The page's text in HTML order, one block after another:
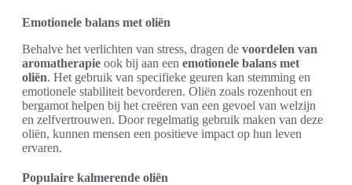
Emotionele balans met oliën
Behalve het verlichten van stress, dragen de voordelen van
aromatherapie ook bij aan een emotionele balans met
oliën. Het gebruik van specifieke geuren kan stemming en
emotionele stabiliteit bevorderen. Oliën zoals rozenhout en
bergamot helpen bij het creëren van een gevoel van welzijn
en zelfvertrouwen. Door regelmatig gebruik maken van deze
oliën, kunnen mensen een positieve impact op hun leven
ervaren.
Populaire kalmerende oliën